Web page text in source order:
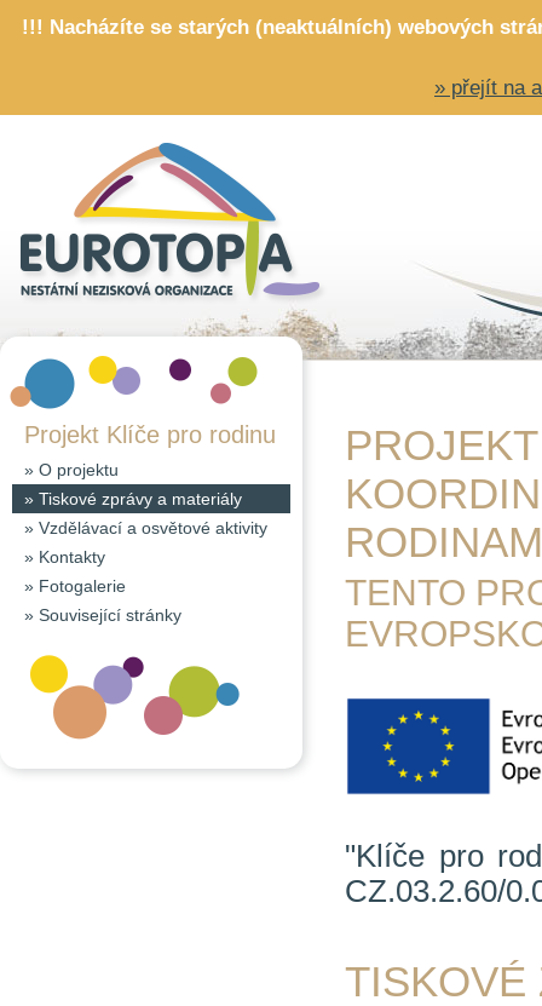
!!! Nacházíte se starých (neaktuálních) webových
» přejít na
Projekt Klíče pro rodinu
» O projektu
» Tiskové zprávy a materiály
» Vzdělávací a osvětové aktivity
» Kontakty
» Fotogalerie
» Související stránky
TENTO
"Klíče pro
CZ.03.2.60/
TISKOVÉ